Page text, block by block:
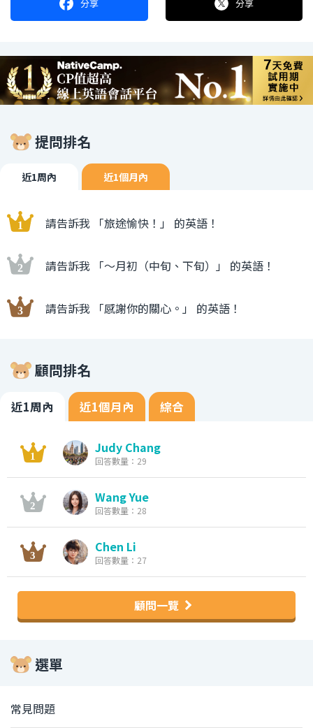
分享 分享
提問排名
近1周內 近1個月內
請告訴我 「旅途愉快！」 的英語！
請告訴我 「〜月初（中旬、下旬）」 的英語！
請告訴我 「感謝你的關心。」 的英語！
顧問排名
近1周內 近1個月內 綜合
Judy Chang
回答數量：29
Wang Yue
回答數量：28
Chen Li
回答數量：27
顧問一覽
選單
常見問題